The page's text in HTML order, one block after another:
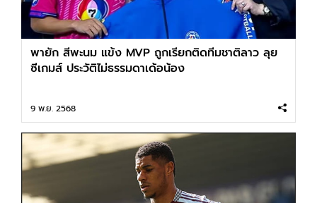
พายัก สีพะนม แข้ง MVP ถูกเรียกติดทีมชาติลาว ลุย
ซีเกมส์ ประวัติไม่ธรรมดาเด้อน้อง
9 พ.ย. 2568